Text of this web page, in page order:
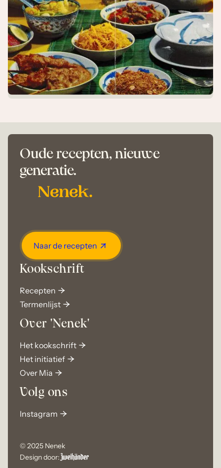
Oude recepten, nieuwe
generatie.
Naar de recepten
Kookschrift
Recepten
Termenlijst
Over 'Nenek'
Het kookschrift
Het initiatief
Over Mia
Volg ons
Instagram
© 2025 Nenek
Design door: